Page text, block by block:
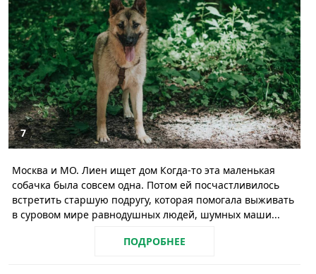
7
Москва и МО. Лиен ищет дом Когда-то эта маленькая
собачка была совсем одна. Потом ей посчастливилось
встретить старшую подругу, которая помогала выживать
в суровом мире равнодушных людей, шумных маши...
ПОДРОБНЕЕ